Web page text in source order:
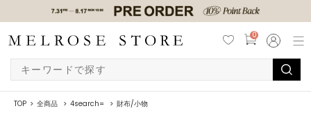
0
TOP 全商品 4search= 財布/小物